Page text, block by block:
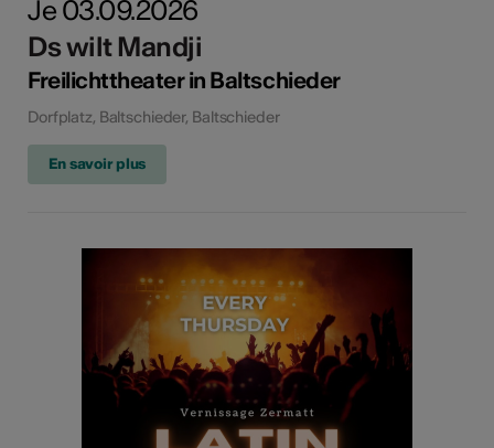
Je 03.09.2026
Ds wilt Mandji
Freilichttheater in Baltschieder
Dorfplatz, Baltschieder, Baltschieder
En savoir plus